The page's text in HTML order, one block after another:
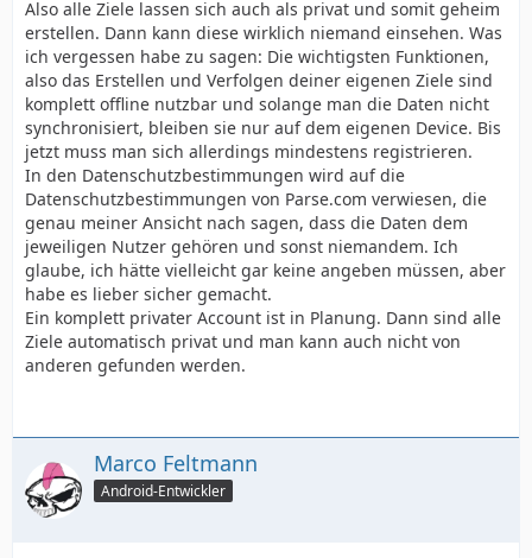
Also alle Ziele lassen sich auch als privat und somit geheim
erstellen. Dann kann diese wirklich niemand einsehen. Was
ich vergessen habe zu sagen: Die wichtigsten Funktionen,
also das Erstellen und Verfolgen deiner eigenen Ziele sind
komplett offline nutzbar und solange man die Daten nicht
synchronisiert, bleiben sie nur auf dem eigenen Device. Bis
jetzt muss man sich allerdings mindestens registrieren.
In den Datenschutzbestimmungen wird auf die
Datenschutzbestimmungen von Parse.com verwiesen, die
genau meiner Ansicht nach sagen, dass die Daten dem
jeweiligen Nutzer gehören und sonst niemandem. Ich
glaube, ich hätte vielleicht gar keine angeben müssen, aber
habe es lieber sicher gemacht.
Ein komplett privater Account ist in Planung. Dann sind alle
Ziele automatisch privat und man kann auch nicht von
anderen gefunden werden.
Marco Feltmann
Android-Entwickler